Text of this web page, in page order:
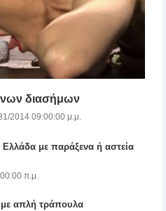
διασήμων
2014 09:00:00 μ.μ.
Ελλάδα με παράξενα ή αστεία
π.μ.
με απλή τράπουλα